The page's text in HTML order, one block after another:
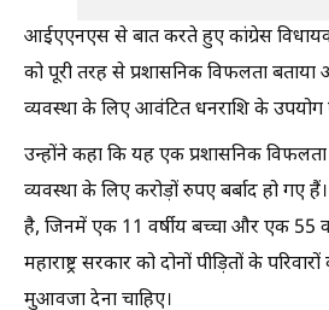
आईएएनएस से बात करते हुए कांग्रेस
को पूरी तरह से प्रशासनिक विफलता
व्यवस्था के लिए आवंटित धनराशि के उपयोग
उन्होंने कहा कि यह एक प्रशासनिक
व्यवस्था के लिए करोड़ों रुपए बर्बाद हो गए
है, जिनमें एक 11 वर्षीय बच्चा और एक 55
महाराष्ट्र सरकार को दोनों पीड़ितों के
मुआवजा देना चाहिए।